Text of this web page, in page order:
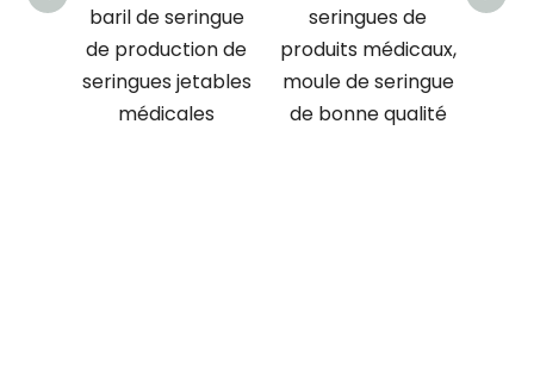
baril de seringue
de production de
seringues jetables
médicales
seringues de
produits médicaux,
moule de seringue
de bonne qualité